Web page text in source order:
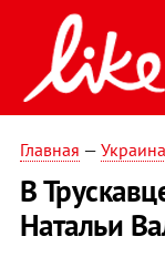
Главная — Украина
В
Натальи